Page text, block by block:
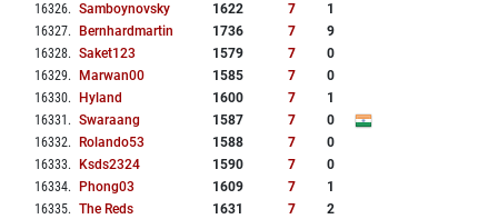
16326. Samboynovsky 1622 7
1
16327. Bernhardmartin 1736 7
9
16328. Saket123 1579 7
0
16329. Marwan00 1585 7
0
16330. Hyland 1600 7
1
16331 . Swaraang 1587 7
0
16332. Rolando53 1588 7
0
16333. Ksds2324 1590 7
0
16334. Phong03 1609 7
1
16335. The Reds 1631 7
2